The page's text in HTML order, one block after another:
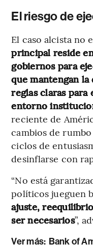
El riesgo de
El caso alcista no
principal reside
gobiernos para
que mantengan
reglas claras para
entorno
reciente de
cambios de
ciclos de
desinflarse con
“No está
políticos jueguen
ajuste,
ser necesarios”,
Ver más: Bank of